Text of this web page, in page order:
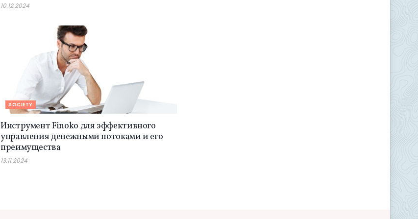
10.12.2024
SOCIETY
Инструмент Finoko для эффективного
управления денежными потоками и его
преимущества
13.11.2024